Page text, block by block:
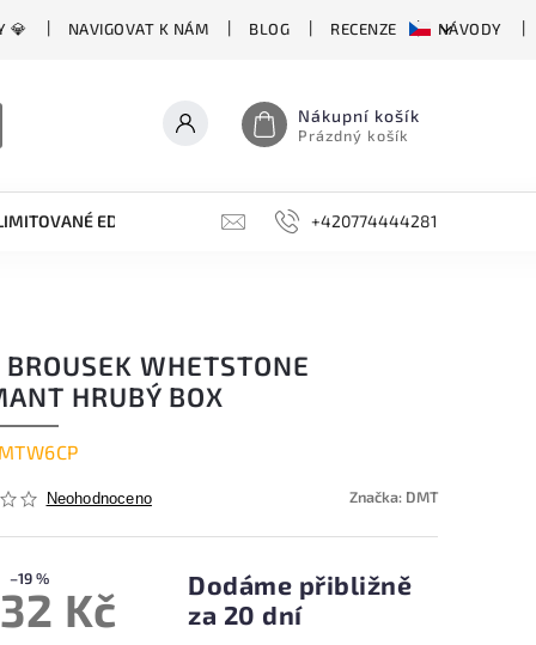
💎 NAVIGOVAT K NÁM BLOG RECENZE NÁVODY
Nákupní košík
Prázdný košík
EDICE BROUSKY, BRUSKY, OCÍLKY
+420774444281
WHETSTONE
HRUBÝ BOX
Neohodnoceno Značka: DMT
–19 %
Kč
Dodáme přibližně
za 20 dní